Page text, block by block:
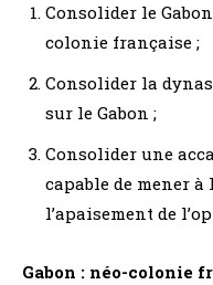
Consolider le
colonie française ;
Consolider la
sur le Gabon ;
Consolider une
capable de mener
l’apaisement de
Gabon : néo-colonie